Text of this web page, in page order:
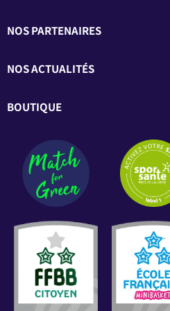
NOS PARTENAIRES
NOS ACTUALITÉS
BOUTIQUE